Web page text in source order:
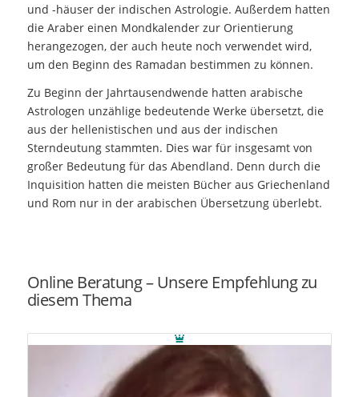
und -häuser der indischen Astrologie. Außerdem hatten
die Araber einen Mondkalender zur Orientierung
herangezogen, der auch heute noch verwendet wird,
um den Beginn des Ramadan bestimmen zu können.
Zu Beginn der Jahrtausendwende hatten arabische
Astrologen unzählige bedeutende Werke übersetzt, die
aus der hellenistischen und aus der indischen
Sterndeutung stammten. Dies war für insgesamt von
großer Bedeutung für das Abendland. Denn durch die
Inquisition hatten die meisten Bücher aus Griechenland
und Rom nur in der arabischen Übersetzung überlebt.
Online Beratung – Unsere Empfehlung zu
diesem Thema